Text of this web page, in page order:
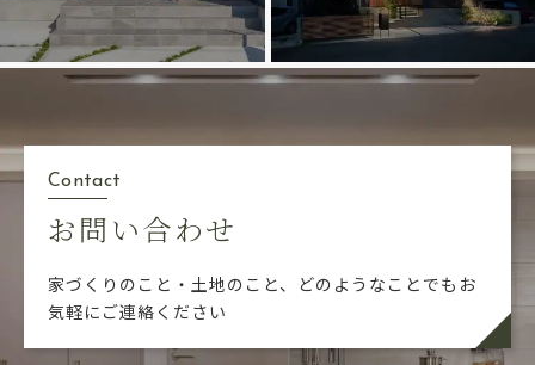
Contact
お問い合わせ
家づくりのこと・土地のこと、どのようなことでも お
気軽にご連絡ください